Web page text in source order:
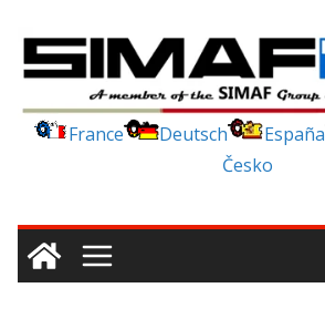
content
France Deutsch España
Česko